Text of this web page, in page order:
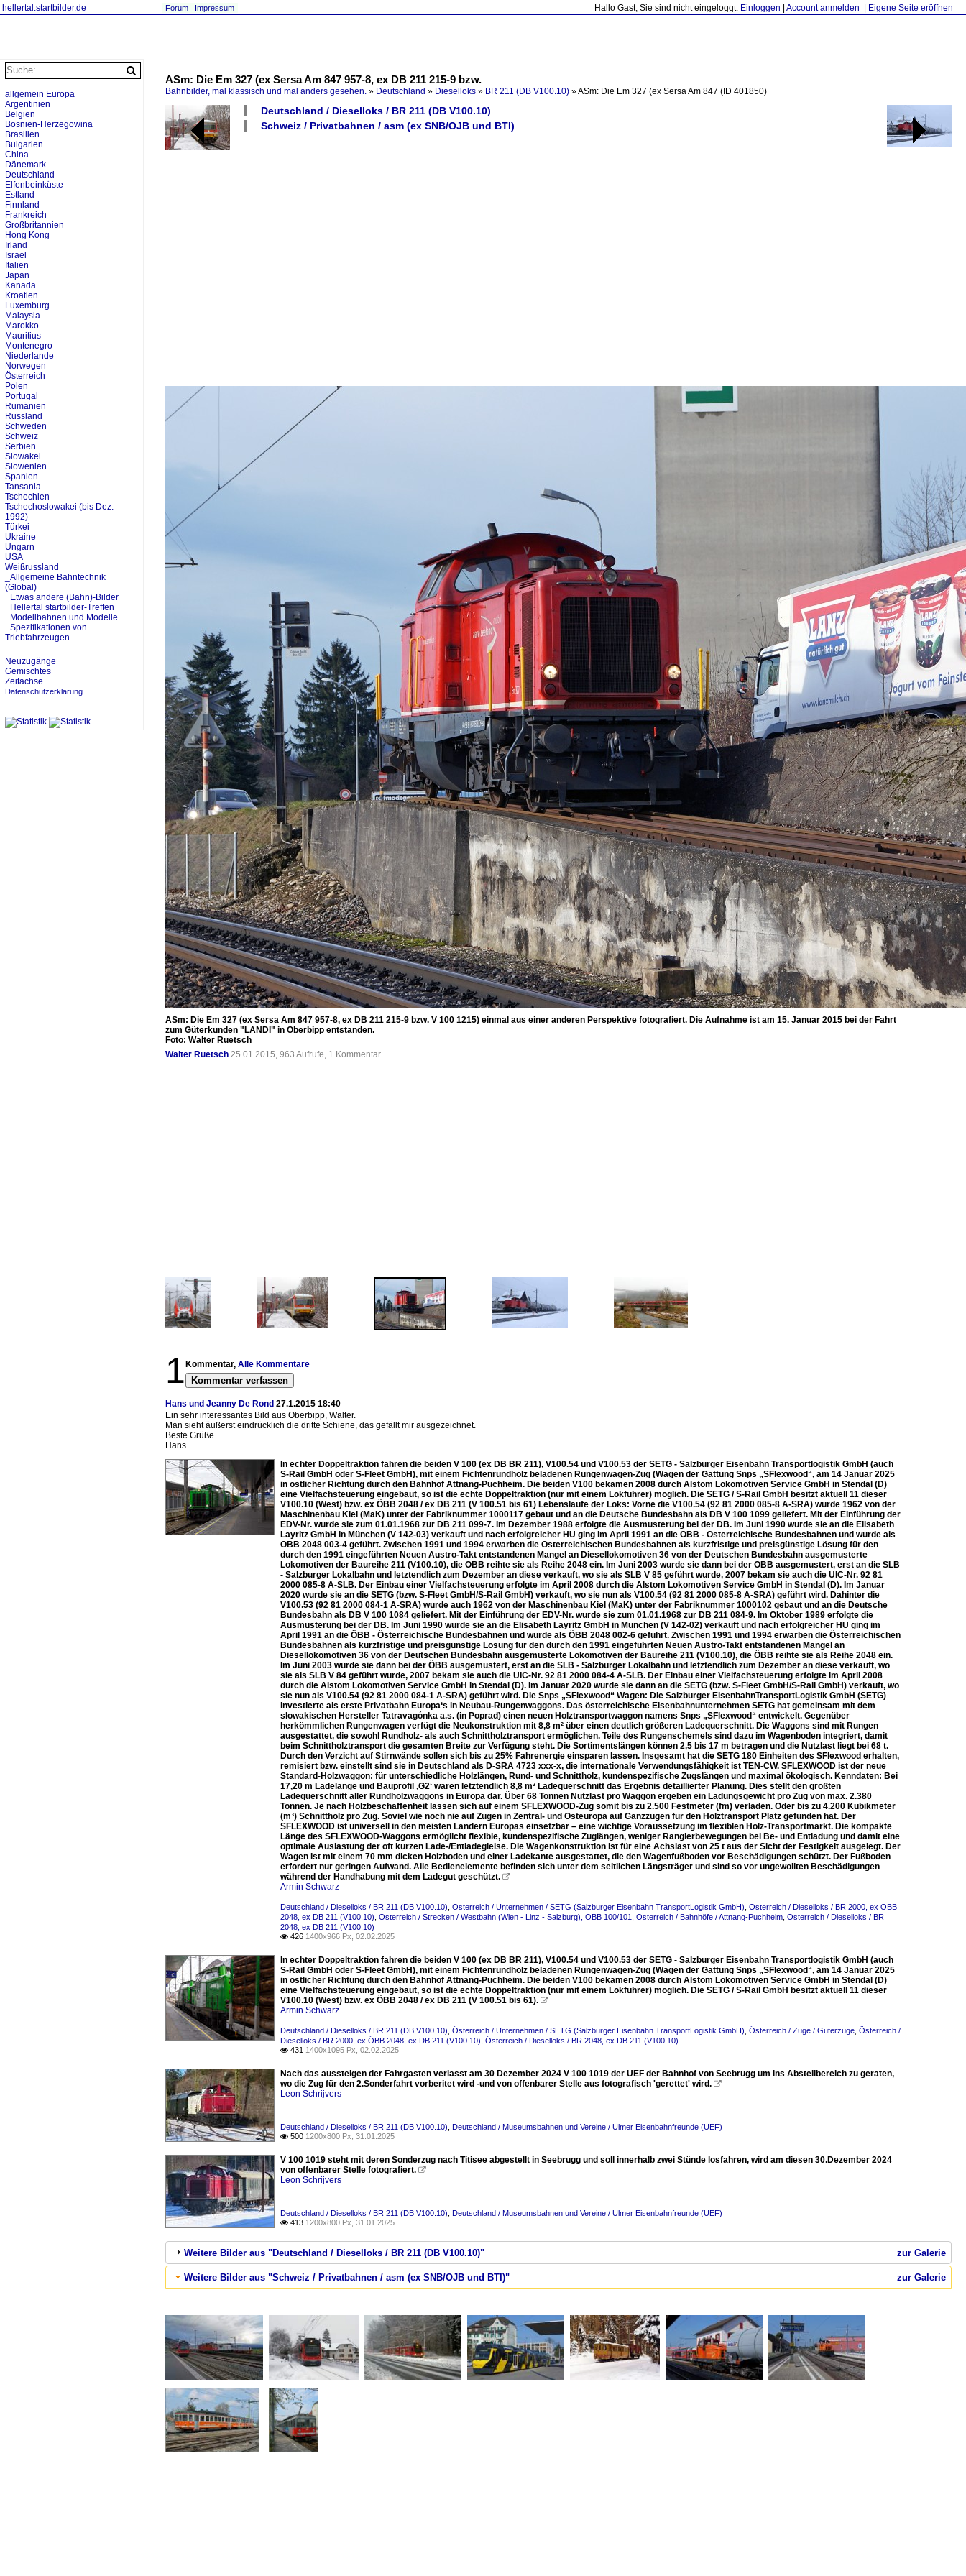
hellertal.startbilder.de Hallo Gast, Sie sind nicht eingeloggt. Einloggen Account anmelden Eigene Seite eröffnen
Forum Impressum
ASm: Die Em 327 (ex Sersa Am 847 957-8, ex DB 211 215-9 bzw.
Bahnbilder, mal klassisch und mal anders gesehen. » Deutschland » Dieselloks » BR 211 (DB V100.10) »ASm: Die Em 327 (ex Sersa Am 847 (ID 401850)
Deutschland / Dieselloks / BR 211 (DB V100.10)
Schweiz / Privatbahnen / asm (ex SNB/OJB und BTI)
ASm: Die Em 327 (ex Sersa Am 847 957-8, ex DB 211 215-9 bzw. V 100 1215) einmal aus einer anderen Perspektive fotografiert. Die Aufnahme ist am 15. Januar 2015 bei der Fahrt
zum Güterkunden "LANDI" in Oberbipp entstanden.
Foto: Walter Ruetsch
Walter Ruetsch 25.01.2015, 963 Aufrufe, 1 Kommentar
1 Kommentar, Alle Kommentare
Kommentar verfassen
Hans und Jeanny De Rond 27.1.2015 18:40
Ein sehr interessantes Bild aus Oberbipp, Walter.
Man sieht äußerst eindrücklich die dritte Schiene, das gefällt mir ausgezeichnet.
Beste Grüße
Hans
In echter Doppeltraktion fahren die beiden V 100 (ex DB BR 211), V100.54 und V100.53 der SETG - Salzburger Eisenbahn Transportlogistik GmbH (auch
S-Rail GmbH oder S-Fleet GmbH), mit einem Fichtenrundholz beladenen Rungenwagen-Zug (Wagen der Gattung Snps „SFlexwood“, am 14 Januar 2025
in östlicher Richtung durch den Bahnhof Attnang-Puchheim. Die beiden V100 bekamen 2008 durch Alstom Lokomotiven Service GmbH in Stendal (D)
eine Vielfachsteuerung eingebaut, so ist die echte Doppeltraktion (nur mit einem Lokführer) möglich. Die SETG / S-Rail GmbH besitzt aktuell 11 dieser
V100.10 (West) bzw. ex ÖBB 2048 / ex DB 211 (V 100.51 bis 61) Lebensläufe der Loks: Vorne die V100.54 (92 81 2000 085-8 A-SRA) wurde 1962 von der
Maschinenbau Kiel (MaK) unter der Fabriknummer 1000117 gebaut und an die Deutsche Bundesbahn als DB V 100 1099 geliefert. Mit der Einführung der
EDV-Nr. wurde sie zum 01.01.1968 zur DB 211 099-7. Im Dezember 1988 erfolgte die Ausmusterung bei der DB. Im Juni 1990 wurde sie an die Elisabeth
Layritz GmbH in München (V 142-03) verkauft und nach erfolgreicher HU ging im April 1991 an die ÖBB - Österreichische Bundesbahnen und wurde als
ÖBB 2048 003-4 geführt. Zwischen 1991 und 1994 erwarben die Österreichischen Bundesbahnen als kurzfristige und preisgünstige Lösung für den
durch den 1991 eingeführten Neuen Austro-Takt entstandenen Mangel an Diesellokomotiven 36 von der Deutschen Bundesbahn ausgemusterte
Lokomotiven der Baureihe 211 (V100.10), die ÖBB reihte sie als Reihe 2048 ein. Im Juni 2003 wurde sie dann bei der ÖBB ausgemustert, erst an die SLB
- Salzburger Lokalbahn und letztendlich zum Dezember an diese verkauft, wo sie als SLB V 85 geführt wurde, 2007 bekam sie auch die UIC-Nr. 92 81
2000 085-8 A-SLB. Der Einbau einer Vielfachsteuerung erfolgte im April 2008 durch die Alstom Lokomotiven Service GmbH in Stendal (D). Im Januar
2020 wurde sie an die SETG (bzw. S-Fleet GmbH/S-Rail GmbH) verkauft, wo sie nun als V100.54 (92 81 2000 085-8 A-SRA) geführt wird. Dahinter die
V100.53 (92 81 2000 084-1 A-SRA) wurde auch 1962 von der Maschinenbau Kiel (MaK) unter der Fabriknummer 1000102 gebaut und an die Deutsche
Bundesbahn als DB V 100 1084 geliefert. Mit der Einführung der EDV-Nr. wurde sie zum 01.01.1968 zur DB 211 084-9. Im Oktober 1989 erfolgte die
Ausmusterung bei der DB. Im Juni 1990 wurde sie an die Elisabeth Layritz GmbH in München (V 142-02) verkauft und nach erfolgreicher HU ging im
April 1991 an die ÖBB - Österreichische Bundesbahnen und wurde als ÖBB 2048 002-6 geführt. Zwischen 1991 und 1994 erwarben die Österreichischen
Bundesbahnen als kurzfristige und preisgünstige Lösung für den durch den 1991 eingeführten Neuen Austro-Takt entstandenen Mangel an
Diesellokomotiven 36 von der Deutschen Bundesbahn ausgemusterte Lokomotiven der Baureihe 211 (V100.10), die ÖBB reihte sie als Reihe 2048 ein.
Im Juni 2003 wurde sie dann bei der ÖBB ausgemustert, erst an die SLB - Salzburger Lokalbahn und letztendlich zum Dezember an diese verkauft, wo
sie als SLB V 84 geführt wurde, 2007 bekam sie auch die UIC-Nr. 92 81 2000 084-4 A-SLB. Der Einbau einer Vielfachsteuerung erfolgte im April 2008
durch die Alstom Lokomotiven Service GmbH in Stendal (D). Im Januar 2020 wurde sie dann an die SETG (bzw. S-Fleet GmbH/S-Rail GmbH) verkauft, wo
sie nun als V100.54 (92 81 2000 084-1 A-SRA) geführt wird. Die Snps „SFlexwood“ Wagen: Die Salzburger EisenbahnTransportLogistik GmbH (SETG)
investierte als erste Privatbahn Europa‘s in Neubau-Rungenwaggons. Das österreichische Eisenbahnunternehmen SETG hat gemeinsam mit dem
slowakischen Hersteller Tatravagónka a.s. (in Poprad) einen neuen Holztransportwaggon namens Snps „SFlexwood“ entwickelt. Gegenüber
herkömmlichen Rungenwagen verfügt die Neukonstruktion mit 8,8 m² über einen deutlich größeren Ladequerschnitt. Die Waggons sind mit Rungen
ausgestattet, die sowohl Rundholz- als auch Schnittholztransport ermöglichen. Teile des Rungenschemels sind dazu im Wagenboden integriert, damit
beim Schnittholztransport die gesamten Breite zur Verfügung steht. Die Sortimentslängen können 2,5 bis 17 m betragen und die Nutzlast liegt bei 68 t.
Durch den Verzicht auf Stirnwände sollen sich bis zu 25% Fahrenergie einsparen lassen. Insgesamt hat die SETG 180 Einheiten des SFlexwood erhalten,
remisiert bzw. einstellt sind sie in Deutschland als D-SRA 4723 xxx-x, die internationale Verwendungsfähigkeit ist TEN-CW. SFLEXWOOD ist der neue
Standard-Holzwaggon: für unterschiedliche Holzlängen, Rund- und Schnittholz, kundenspezifische Zugslängen und maximal ökologisch. Kenndaten: Bei
17,20 m Ladelänge und Bauprofil ‚G2‘ waren letztendlich 8,8 m² Ladequerschnitt das Ergebnis detaillierter Planung. Dies stellt den größten
Ladequerschnitt aller Rundholzwaggons in Europa dar. Über 68 Tonnen Nutzlast pro Waggon ergeben ein Ladungsgewicht pro Zug von max. 2.380
Tonnen. Je nach Holzbeschaffenheit lassen sich auf einem SFLEXWOOD-Zug somit bis zu 2.500 Festmeter (fm) verladen. Oder bis zu 4.200 Kubikmeter
(m³) Schnittholz pro Zug. Soviel wie noch nie auf Zügen in Zentral- und Osteuropa auf Ganzzügen für den Holztransport Platz gefunden hat. Der
SFLEXWOOD ist universell in den meisten Ländern Europas einsetzbar – eine wichtige Voraussetzung im flexiblen Holz-Transportmarkt. Die kompakte
Länge des SFLEXWOOD-Waggons ermöglicht flexible, kundenspezifische Zuglängen, weniger Rangierbewegungen bei Be- und Entladung und damit eine
optimale Auslastung der oft kurzen Lade-/Entladegleise. Die Wagenkonstruktion ist für eine Achslast von 25 t aus der Sicht der Festigkeit ausgelegt. Der
Wagen ist mit einem 70 mm dicken Holzboden und einer Ladekante ausgestattet, die den Wagenfußboden vor Beschädigungen schützt. Der Fußboden
erfordert nur geringen Aufwand. Alle Bedienelemente befinden sich unter dem seitlichen Längsträger und sind so vor ungewollten Beschädigungen
während der Handhabung mit dem Ladegut geschützt. 
Armin Schwarz
Deutschland / Dieselloks / BR 211 (DB V100.10) Österreich / Unternehmen / SETG (Salzburger Eisenbahn TransportLogistik GmbH) Österreich / Dieselloks / BR 2000, ex ÖBB
2048, ex DB 211 (V100.10) Österreich / Strecken / Westbahn (Wien - Linz - Salzburg), ÖBB 100/101 Österreich / Bahnhöfe / Attnang-Puchheim Österreich / Dieselloks / BR
2048, ex DB 211 (V100.10)
 426 1400x966 Px, 02.02.2025
In echter Doppeltraktion fahren die beiden V 100 (ex DB BR 211), V100.54 und V100.53 der SETG - Salzburger Eisenbahn Transportlogistik GmbH (auch
S-Rail GmbH oder S-Fleet GmbH), mit einem Fichtenrundholz beladenen Rungenwagen-Zug (Wagen der Gattung Snps „SFlexwood“, am 14 Januar 2025
in östlicher Richtung durch den Bahnhof Attnang-Puchheim. Die beiden V100 bekamen 2008 durch Alstom Lokomotiven Service GmbH in Stendal (D)
eine Vielfachsteuerung eingebaut, so ist die echte Doppeltraktion (nur mit einem Lokführer) möglich. Die SETG / S-Rail GmbH besitzt aktuell 11 dieser
V100.10 (West) bzw. ex ÖBB 2048 / ex DB 211 (V 100.51 bis 61). 
Armin Schwarz
Deutschland / Dieselloks / BR 211 (DB V100.10) Österreich / Unternehmen / SETG (Salzburger Eisenbahn TransportLogistik GmbH) Österreich / Züge / Güterzüge Österreich /
Dieselloks / BR 2000, ex ÖBB 2048, ex DB 211 (V100.10) Österreich / Dieselloks / BR 2048, ex DB 211 (V100.10)
 431 1400x1095 Px, 02.02.2025
Nach das aussteigen der Fahrgasten verlasst am 30 Dezember 2024 V 100 1019 der UEF der Bahnhof von Seebrugg um ins Abstellbereich zu geraten,
wo die Zug für den 2.Sonderfahrt vorberitet wird -und von offenbarer Stelle aus fotografisch 'gerettet' wird. 
Leon Schrijvers
Deutschland / Dieselloks / BR 211 (DB V100.10) Deutschland / Museumsbahnen und Vereine / Ulmer Eisenbahnfreunde (UEF)
 500 1200x800 Px, 31.01.2025
V 100 1019 steht mit deren Sonderzug nach Titisee abgestellt in Seebrugg und soll innerhalb zwei Stünde losfahren, wird am diesen 30.Dezember 2024
von offenbarer Stelle fotografiert. 
Leon Schrijvers
Deutschland / Dieselloks / BR 211 (DB V100.10) Deutschland / Museumsbahnen und Vereine / Ulmer Eisenbahnfreunde (UEF)
 413 1200x800 Px, 31.01.2025
zur Galerie
Weitere Bilder aus "Deutschland / Dieselloks / BR 211 (DB V100.10)"
zur Galerie
Weitere Bilder aus "Schweiz / Privatbahnen / asm (ex SNB/OJB und BTI)"
allgemein Europa
Argentinien
Belgien
Bosnien-Herzegowina
Brasilien
Bulgarien
China
Dänemark
Deutschland
Elfenbeinküste
Estland
Finnland
Frankreich
Großbritannien
Hong Kong
Irland
Israel
Italien
Japan
Kanada
Kroatien
Luxemburg
Malaysia
Marokko
Mauritius
Montenegro
Niederlande
Norwegen
Österreich
Polen
Portugal
Rumänien
Russland
Schweden
Schweiz
Serbien
Slowakei
Slowenien
Spanien
Tansania
Tschechien
Tschechoslowakei (bis Dez.
1992)
Türkei
Ukraine
Ungarn
USA
Weißrussland
_Allgemeine Bahntechnik
(Global)
_Etwas andere (Bahn)-Bilder
_Hellertal startbilder-Treffen
_Modellbahnen und Modelle
_Spezifikationen von
Triebfahrzeugen
Neuzugänge
Gemischtes
Zeitachse
Datenschutzerklärung